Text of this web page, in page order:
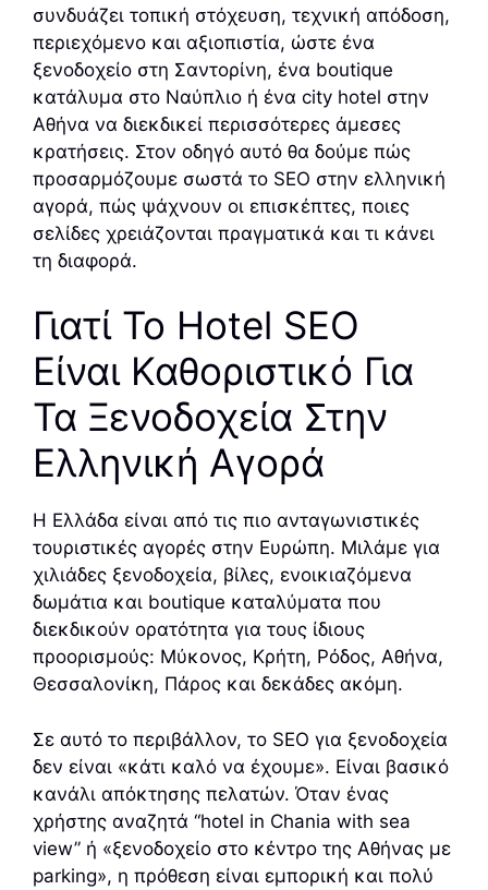
συνδυάζει τοπική στόχευση, τεχνική απόδοση,
περιεχόμενο και αξιοπιστία, ώστε ένα
ξενοδοχείο στη Σαντορίνη, ένα boutique
κατάλυμα στο Ναύπλιο ή ένα city hotel στην
Αθήνα να διεκδικεί περισσότερες άμεσες
κρατήσεις. Στον οδηγό αυτό θα δούμε πώς
προσαρμόζουμε σωστά το SEO στην ελληνική
αγορά, πώς ψάχνουν οι επισκέπτες, ποιες
σελίδες χρειάζονται πραγματικά και τι κάνει
τη διαφορά.
Γιατί Το Hotel SEO
Είναι Καθοριστικό Για
Τα Ξενοδοχεία Στην
Ελληνική Αγορά
Η Ελλάδα είναι από τις πιο ανταγωνιστικές
τουριστικές αγορές στην Ευρώπη. Μιλάμε για
χιλιάδες ξενοδοχεία, βίλες, ενοικιαζόμενα
δωμάτια και boutique καταλύματα που
διεκδικούν ορατότητα για τους ίδιους
προορισμούς: Μύκονος, Κρήτη, Ρόδος, Αθήνα,
Θεσσαλονίκη, Πάρος και δεκάδες ακόμη.
Σε αυτό το περιβάλλον, το SEO για ξενοδοχεία
δεν είναι «κάτι καλό να έχουμε». Είναι βασικό
κανάλι απόκτησης πελατών. Όταν ένας
χρήστης αναζητά “hotel in Chania with sea
view” ή «ξενοδοχείο στο κέντρο της Αθήνας με
parking», η πρόθεση είναι εμπορική και πολύ